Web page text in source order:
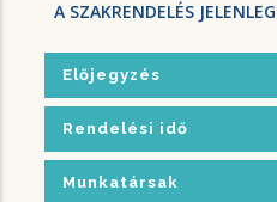
A SZAKRENDELÉS
Előjegyzés
Rendelési idő
Munkatársak